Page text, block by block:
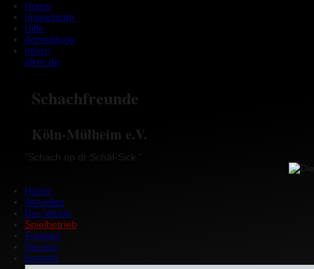
Home
Impressum
Hilfe
Anmeldung
Intern
sfkm.de
Schachfreunde
Köln-Mülheim e.V.
"Schach op dr Schäl-Sick."
Home
Aktuelles
Der Verein
Spielbetrieb
Training
Service
Kontakt